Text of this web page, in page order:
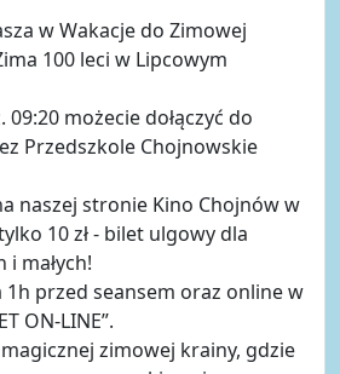
w Wakacje do Zimowej
100 leci w Lipcowym
09:20 możecie dołączyć do
Przedszkole Chojnowskie
naszej stronie Kino Chojnów w
10 zł - bilet ulgowy dla
i małych!
1h przed seansem oraz online w
ON-LINE”.
zimowej krainy, gdzie